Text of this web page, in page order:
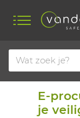
E-
je